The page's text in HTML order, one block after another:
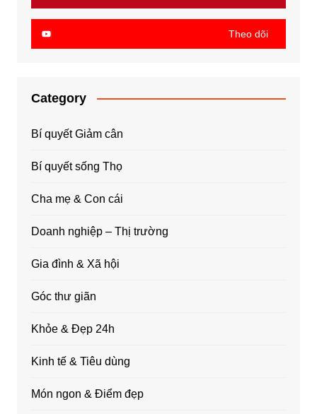
Theo dõi
Category
Bí quyết Giảm cân
Bí quyết sống Thọ
Cha mẹ & Con cái
Doanh nghiệp – Thị trường
Gia đình & Xã hội
Góc thư giãn
Khỏe & Đẹp 24h
Kinh tế & Tiêu dùng
Món ngon & Điểm đẹp